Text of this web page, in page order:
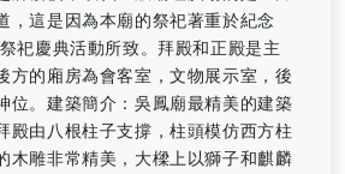
，這是因為本廟的祭祀著重於紀念
祀慶典活動所致。拜殿和正殿是主
方的廂房為會客室，文物展示室，後
位。建築簡介：吳鳳廟最精美的建築
殿由八根柱子支撐，柱頭模仿西方柱
木雕非常精美，大樑上以獅子和麒麟